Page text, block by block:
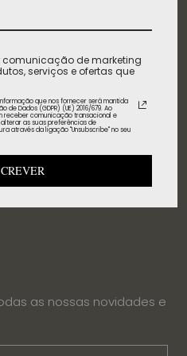
as nossas novidades e
comunicação de marketing
serviços e ofertas que
que nos fornecer será mantida
Dados (GDPR) (UE) 2016/679. Ao
receber comunicação transacional e
as suas preferências de
através da ligação "Unsubscribe" no seu